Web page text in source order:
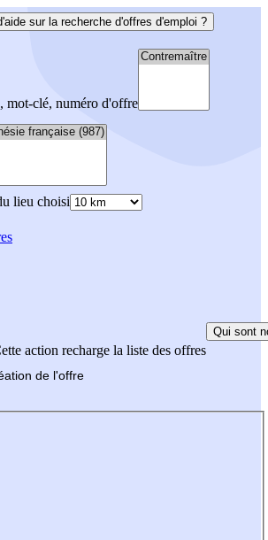
sur la recherche d'offres d'emploi ?
mot-clé, numéro d'offre
lieu choisi
action recharge la liste des offres
Qui sont
de l'offre